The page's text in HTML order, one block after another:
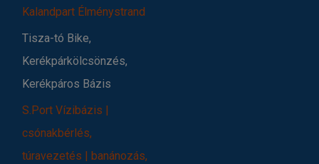
Kalandpart Élménystrand
Tisza-tó Bike,
Kerékpárkölcsönzés,
Kerékpáros Bázis
S.Port Vízibázis |
csónakbérlés,
túravezetés | banánozás,